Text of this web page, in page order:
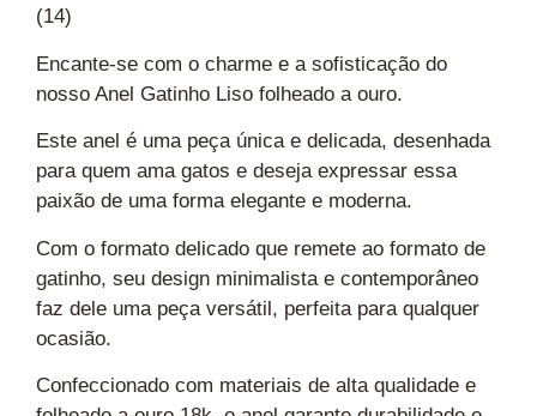
(14)
Encante-se com o charme e a sofisticação do
nosso Anel Gatinho Liso folheado a ouro.
Este anel é uma peça única e delicada, desenhada
para quem ama gatos e deseja expressar essa
paixão de uma forma elegante e moderna.
Com o formato delicado que remete ao formato de
gatinho, seu design minimalista e contemporâneo
faz dele uma peça versátil, perfeita para qualquer
ocasião.
Confeccionado com materiais de alta qualidade e